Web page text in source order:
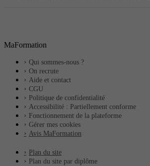
MaFormation
Qui sommes-nous ?
On recrute
Aide et contact
CGU
Politique de confidentialité
Accessibilité : Partiellement conforme
Fonctionnement de la plateforme
Gérer mes cookies
Avis MaFormation
Plan du site
Plan du site par diplôme